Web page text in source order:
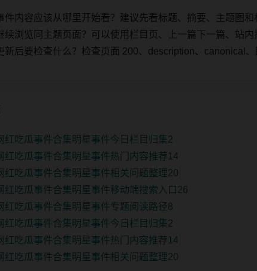
件内容应该从哪里开始看？建议先看标题、摘要、主题图和
续浏览同主题页面？可以使用栏目页、上一篇下一篇、站内
新后要检查什么？检查页面 200、description、canonical、
红吃瓜事件合集明星事件今日栏目归集2
红吃瓜事件合集明星事件热门内容推荐14
红吃瓜事件合集明星事件相关问题整理20
红吃瓜事件合集明星事件移动端搜索入口26
红吃瓜事件合集明星事件专题阅读路径8
红吃瓜事件合集明星事件今日栏目归集2
红吃瓜事件合集明星事件热门内容推荐14
红吃瓜事件合集明星事件相关问题整理20